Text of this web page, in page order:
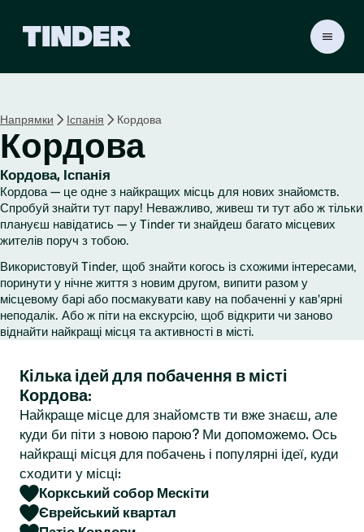
н
а
с
о
р
і
а
T
i
n
r
Напрямки Іспанія Кордова
Кордова
Кордова, Іспанія
Кордова — це одне з найкращих місць для нових знайомств.
Спробуй знайти тут пару! Неважливо, живеш ти тут або ж тільки
плануєш навідатись — у Tinder ти знайдеш багато місцевих
жителів поруч з тобою.
Використовуй Tinder, щоб знайти когось із схожими інтересами,
поринути у нічне життя з новим другом, випити разом у
місцевому барі або посмакувати каву на побаченні у кав'ярні
неподалік. Або ж піти на екскурсію, щоб відкрити чи заново
віднайти найкращі місця та активності в місті.
Кілька ідей для побачення в місті
Кордова:
Найкраще місце для знайомств ти вже знаєш, але
куди би піти з новою парою? Ми допоможемо. Ось
найкращі місця для побачень і популярні ідеї, куди
сходити у місці:
Коркський собор Мескіти
Єврейський квартал